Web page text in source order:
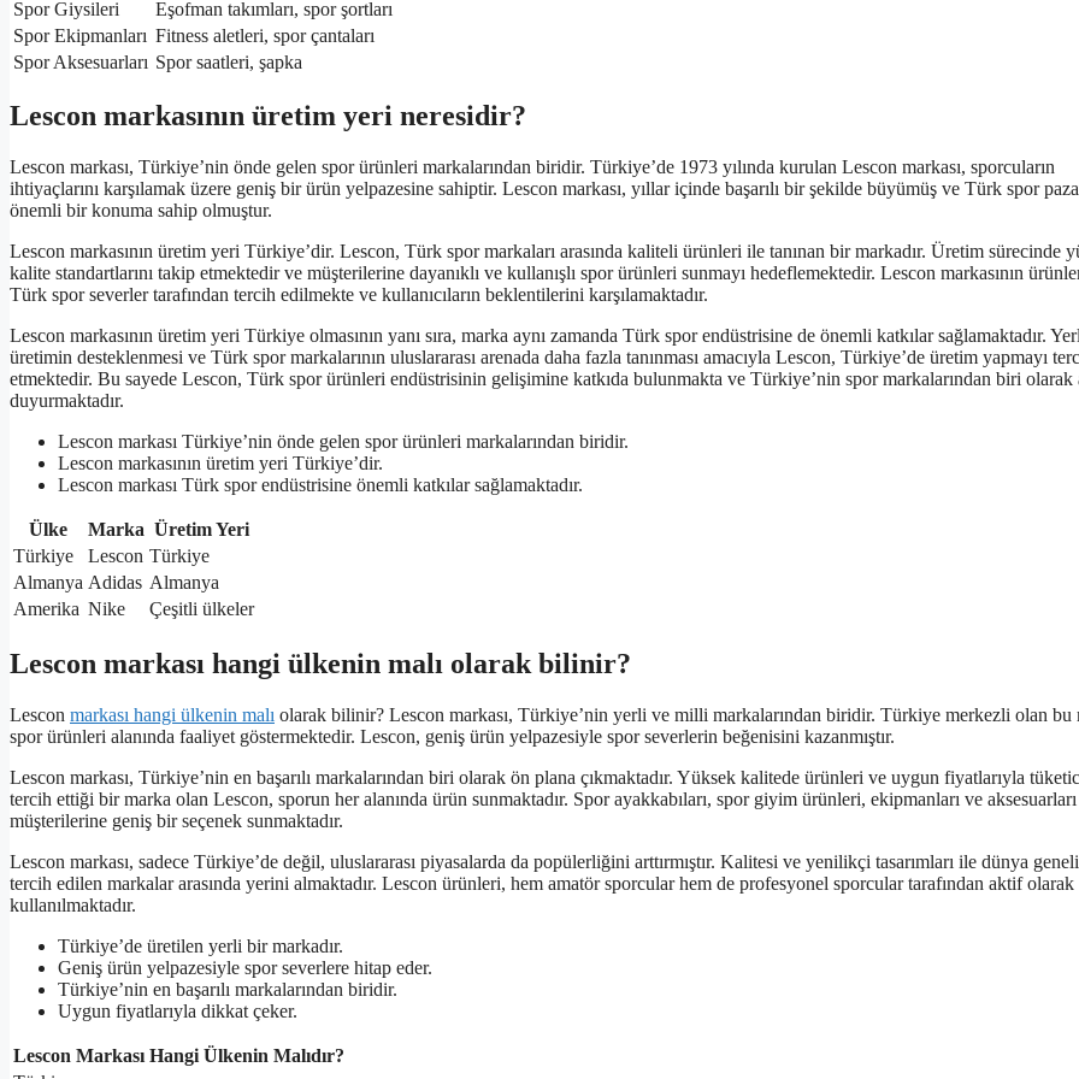
Spor Giysileri
Eşofman takımları, spor şortları
Spor Ekipmanları Fitness aletleri, spor çantaları
Spor Aksesuarları Spor saatleri, şapka
Lescon markasının üretim yeri neresidir?
Lescon markası, Türkiye’nin önde gelen spor ürünleri markalarından biridir. Türkiye’de 1973 yılında kurulan Lescon markası, sporcuların
ihtiyaçlarını karşılamak üzere geniş bir ürün yelpazesine sahiptir. Lescon markası, yıllar içinde başarılı bir şekilde büyümüş ve Türk spor
önemli bir konuma sahip olmuştur.
Lescon markasının üretim yeri Türkiye’dir. Lescon, Türk spor markaları arasında kaliteli ürünleri ile tanınan bir markadır. Üretim sürecinde
kalite standartlarını takip etmektedir ve müşterilerine dayanıklı ve kullanışlı spor ürünleri sunmayı hedeflemektedir. Lescon markasının
Türk spor severler tarafından tercih edilmekte ve kullanıcıların beklentilerini karşılamaktadır.
Lescon markasının üretim yeri Türkiye olmasının yanı sıra, marka aynı zamanda Türk spor endüstrisine de önemli katkılar sağlamaktadır.
üretimin desteklenmesi ve Türk spor markalarının uluslararası arenada daha fazla tanınması amacıyla Lescon, Türkiye’de üretim yapmayı
etmektedir. Bu sayede Lescon, Türk spor ürünleri endüstrisinin gelişimine katkıda bulunmakta ve Türkiye’nin spor markalarından biri olarak
duyurmaktadır.
Lescon markası Türkiye’nin önde gelen spor ürünleri markalarından biridir.
Lescon markasının üretim yeri Türkiye’dir.
Lescon markası Türk spor endüstrisine önemli katkılar sağlamaktadır.
Ülke Marka Üretim Yeri
Türkiye
Lescon Türkiye
Almanya Adidas Almanya
Amerika Nike Çeşitli ülkeler
Lescon markası hangi ülkenin malı olarak bilinir?
Lescon markası hangi ülkenin malı olarak bilinir? Lescon markası, Türkiye’nin yerli ve milli markalarından biridir. Türkiye merkezli olan bu
spor ürünleri alanında faaliyet göstermektedir. Lescon, geniş ürün yelpazesiyle spor severlerin beğenisini kazanmıştır.
Lescon markası, Türkiye’nin en başarılı markalarından biri olarak ön plana çıkmaktadır. Yüksek kalitede ürünleri ve uygun fiyatlarıyla
tercih ettiği bir marka olan Lescon, sporun her alanında ürün sunmaktadır. Spor ayakkabıları, spor giyim ürünleri, ekipmanları ve
müşterilerine geniş bir seçenek sunmaktadır.
Lescon markası, sadece Türkiye’de değil, uluslararası piyasalarda da popülerliğini arttırmıştır. Kalitesi ve yenilikçi tasarımları ile dünya
tercih edilen markalar arasında yerini almaktadır. Lescon ürünleri, hem amatör sporcular hem de profesyonel sporcular tarafından aktif olarak
kullanılmaktadır.
Türkiye’de üretilen yerli bir markadır.
Geniş ürün yelpazesiyle spor severlere hitap eder.
Türkiye’nin en başarılı markalarından biridir.
Uygun fiyatlarıyla dikkat çeker.
Lescon Markası Hangi Ülkenin Malıdır?